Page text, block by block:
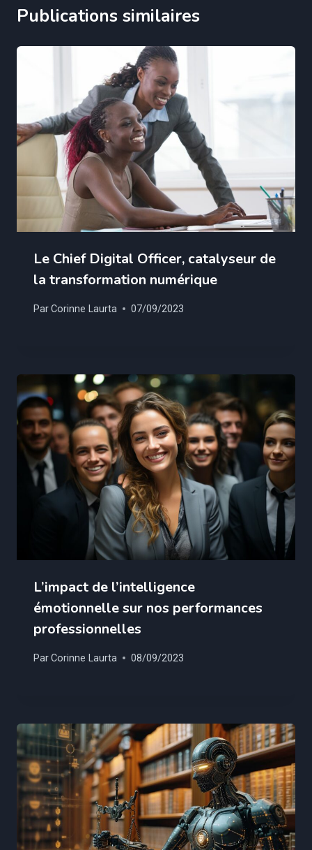
Publications similaires
Le Chief Digital Officer, catalyseur de
la transformation numérique
ParCorinne Laurta 07/09/2023
L’impact de l’intelligence
émotionnelle sur nos performances
professionnelles
ParCorinne Laurta 08/09/2023